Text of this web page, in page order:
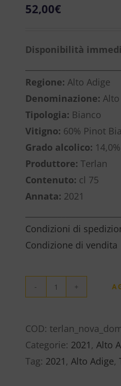
52,00€
Disponibilità
Regione: Alto Adige
Denominazione:
Tipologia: Bianco
Vitigno: 60% Pinot
Grado alcolico:
Produttore: Terlan
Contenuto: cl 75
Annata: 2021
Condizioni di
Condizione di vendita
“NOVA
RISERVA”
ALTO
ADIGE
COD:
Categorie: 2021 , Alto
Tag: 2021 , Alto Adige,